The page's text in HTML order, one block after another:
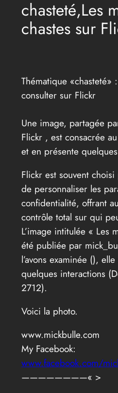
chasteté,Les
chastes sur
Thématique «chasteté»
consulter sur Flickr
Une image, partagée
Flickr , est consacrée
et en présente
Flickr est souvent
de personnaliser les
confidentialité, offrant
contrôle total sur qui
L’image intitulée « Les
été publiée par
l’avons examinée (), elle
quelques interactions
2712).
Voici la photo.
www.mickbulle.com
My Facebook:
www.facebook.com/
————————« >